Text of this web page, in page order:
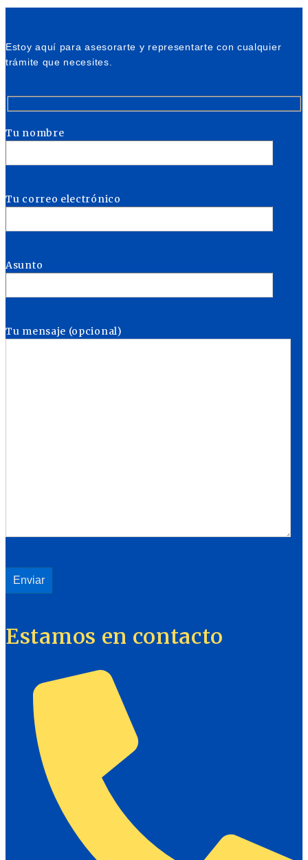
Estoy aquí para asesorarte y representarte con cualquier
trámite que necesites.
Tu nombre
Tu correo electrónico
Asunto
Tu mensaje (opcional)
Estamos en contacto